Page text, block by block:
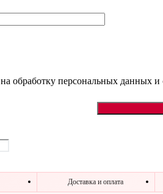
на обработку персональных данных и
Доставка и оплата